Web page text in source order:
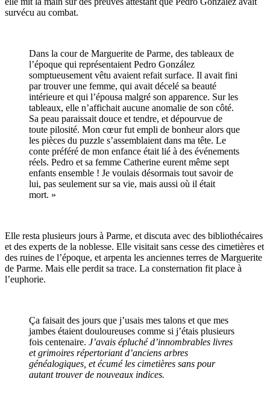
survécu au combat.
Dans la cour de Marguerite de Parme, des tableaux de
l’époque qui représentaient Pedro González
somptueusement vêtu avaient refait surface. Il avait fini
par trouver une femme, qui avait décelé sa beauté
intérieure et qui l’épousa malgré son apparence. Sur les
tableaux, elle n’affichait aucune anomalie de son côté.
Sa peau paraissait douce et tendre, et dépourvue de
toute pilosité. Mon cœur fut empli de bonheur alors que
les pièces du puzzle s’assemblaient dans ma tête. Le
conte préféré de mon enfance était lié à des événements
réels. Pedro et sa femme Catherine eurent même sept
enfants ensemble ! Je voulais désormais tout savoir de
lui, pas seulement sur sa vie, mais aussi où il était
mort. »
Elle resta plusieurs jours à Parme, et discuta avec des bibliothécaires
et des experts de la noblesse. Elle visitait sans cesse des cimetières et
des ruines de l’époque, et arpenta les anciennes terres de Marguerite
de Parme. Mais elle perdit sa trace. La consternation fit place à
l’euphorie.
Ça faisait des jours que j’usais mes talons et que mes
jambes étaient douloureuses comme si j’étais plusieurs
fois centenaire. J’avais épluché d’innombrables livres
et grimoires répertoriant d’anciens arbres
généalogiques, et écumé les cimetières sans pour
autant trouver de nouveaux indices.